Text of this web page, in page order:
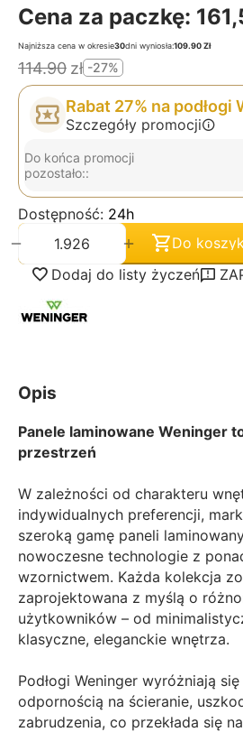
Cena za paczkę:
Najniższa cena w okresie30dni wyniosła:109.90 Zł
114.90 zł -27%
Rabat 27% na podłogi
Szczegóły promocji
Do końca promocji
pozostało::
Dostępność: 24h
+
−
Do
Dodaj do listy życzeń
Opis
Panele laminowane Weninger
przestrzeń
W zależności od charakteru
indywidualnych preferencji,
szeroką gamę paneli
nowoczesne technologie z
wzornictwem. Każda kolekcja
zaprojektowana z myślą o
użytkowników – od
klasyczne, eleganckie wnętrza.
Podłogi Weninger wyróżniają
odpornością na ścieranie,
zabrudzenia, co przekłada się